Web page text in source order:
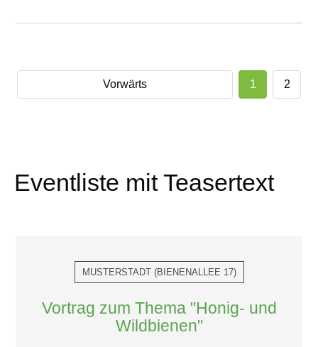
Vorwärts 1 2
Eventliste mit Teasertext
MUSTERSTADT(BIENENALLEE 17)
Vortrag zum Thema "Honig- und
Wildbienen"